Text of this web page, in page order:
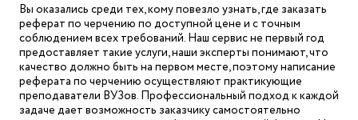
Вы оказались среди тех, кому повезло узнать, где заказать
реферат по черчению по доступной цене и с точным
соблюдением всех требований. Наш сервис не первый год
предоставляет такие услуги, наши эксперты понимают, что
качество должно быть на первом месте, поэтому написание
реферата по черчению осуществляют практикующие
преподаватели ВУЗов. Профессиональный подход к каждой
задаче дает возможность заказчику самостоятельно